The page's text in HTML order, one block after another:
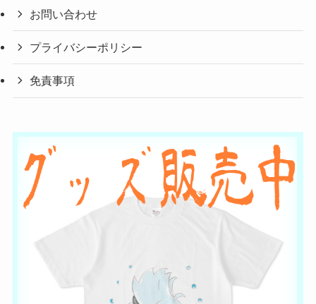
お問い合わせ
プライバシーポリシー
免責事項